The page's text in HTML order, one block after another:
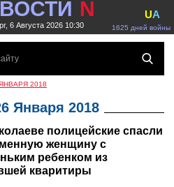
N
6 Августа 2026 10:30 1625 дней войны
UA
2018
Января 2018
полицейские спасли
женщину с
ребенком из
кваритиры